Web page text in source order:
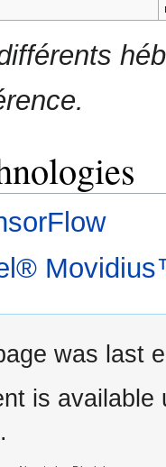
was last
is available